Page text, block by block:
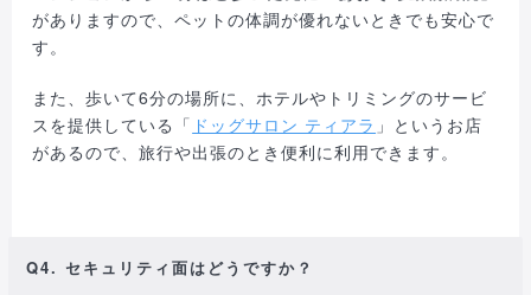
がありますので、ペットの体調が優れないときでも安心で
す。
また、歩いて6分の場所に、ホテルやトリミングのサービ
スを提供している「 ドッグサロン ティアラ 」というお店
があるので、旅行や出張のとき便利に利用できます。
Q4. セキュリティ面はどうですか？